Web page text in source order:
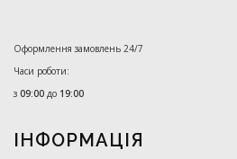
Оформлення замовлень 24/7
Часи роботи:
з 09:00 до 19:00
ІНФОРМАЦІЯ